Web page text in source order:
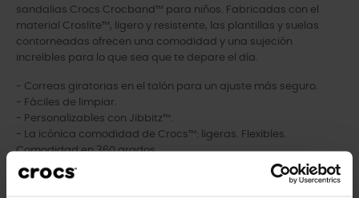
sandalias Crocs Crocband™ para niños. Fabricadas con el
material Croslite™, ligero y resistente, las plantillas y suelas
contorneadas ofrecen una comodidad y una sujeción
increíbles para lo que sea que te depare el día.
- Correas giratorias en el talón para un ajuste más seguro.
- Fáciles de limpiar.
- Personalizables con Jibbitz™.
- La icónica comodidad de Crocs™: ligeras. Flexibles.
Comodidad en 360 grados.